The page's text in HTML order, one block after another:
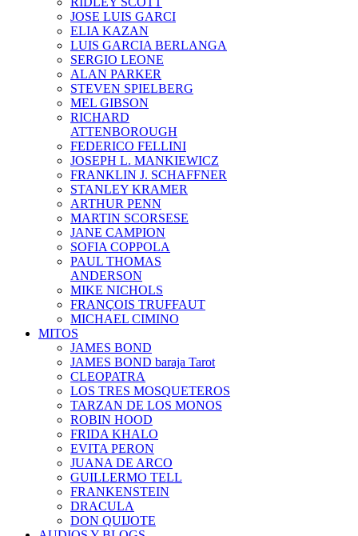
JOSE LUIS GARCI
ELIA KAZAN
LUIS GARCIA BERLANGA
SERGIO LEONE
ALAN PARKER
STEVEN SPIELBERG
MEL GIBSON
RICHARD
ATTENBOROUGH
FEDERICO FELLINI
JOSEPH L. MANKIEWICZ
FRANKLIN J. SCHAFFNER
STANLEY KRAMER
ARTHUR PENN
MARTIN SCORSESE
JANE CAMPION
SOFIA COPPOLA
PAUL THOMAS
ANDERSON
MIKE NICHOLS
FRANÇOIS TRUFFAUT
MICHAEL CIMINO
MITOS
JAMES BOND
JAMES BOND baraja Tarot
CLEOPATRA
LOS TRES MOSQUETEROS
TARZAN DE LOS MONOS
ROBIN HOOD
FRIDA KHALO
EVITA PERON
JUANA DE ARCO
GUILLERMO TELL
FRANKENSTEIN
DRACULA
DON QUIJOTE